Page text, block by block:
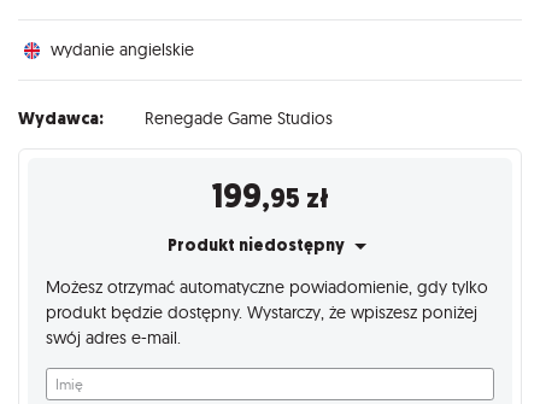
wydanie angielskie
Wydawca: Renegade Game Studios
199,95 zł
Produkt niedostępny
Możesz otrzymać automatyczne powiadomienie, gdy tylko
produkt będzie dostępny. Wystarczy, że wpiszesz poniżej
swój adres e-mail.
Imię